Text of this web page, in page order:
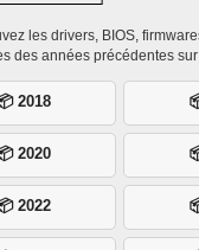
les drivers, BIOS,
des années précédentes
2018
2020
2022